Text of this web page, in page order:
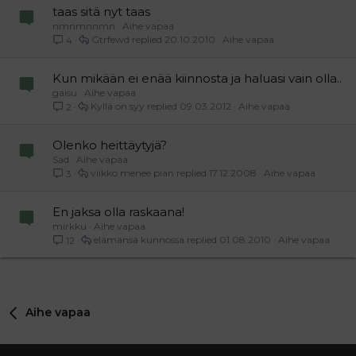
taas sitä nyt taas
nmnmnnmn
Aihe vapaa
4
Aihe vapaa
20.10.2010
Gtrfewd
Kun mikään ei enää kiinnosta ja haluasi vain olla..
gaisu
Aihe vapaa
2
Aihe vapaa
09.03.2012
Kyllä on syy
Olenko heittäytyjä?
Sad
Aihe vapaa
3
Aihe vapaa
17.12.2008
viikko menee pian
En jaksa olla raskaana!
mirkku
Aihe vapaa
12
Aihe vapaa
01.08.2010
elämänsä kunnossa
Aihe vapaa